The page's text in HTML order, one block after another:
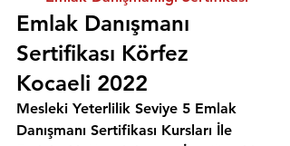
Emlak Danışmanı
Sertifikası Körfez
Kocaeli 2022
Mesleki Yeterlilik Seviye 5 Emlak
Danışmanı Sertifikası Kursları İle